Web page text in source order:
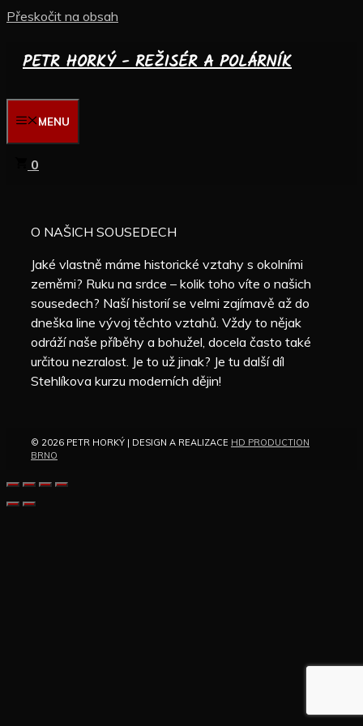
Přeskočit na obsah
PETR HORKÝ - REŽISÉR A POLÁRNÍK
MENU
0
O NAŠICH SOUSEDECH
Jaké vlastně máme historické vztahy s okolními
zeměmi? Ruku na srdce – kolik toho víte o našich
sousedech? Naší historií se velmi zajímavě až do
dneška line vývoj těchto vztahů. Vždy to nějak
odráží naše příběhy a bohužel, docela často také
určitou nezralost. Je to už jinak? Je tu další díl
Stehlíkova kurzu moderních dějin!
© 2026 PETR HORKÝ | DESIGN A REALIZACE HD PRODUCTION
BRNO